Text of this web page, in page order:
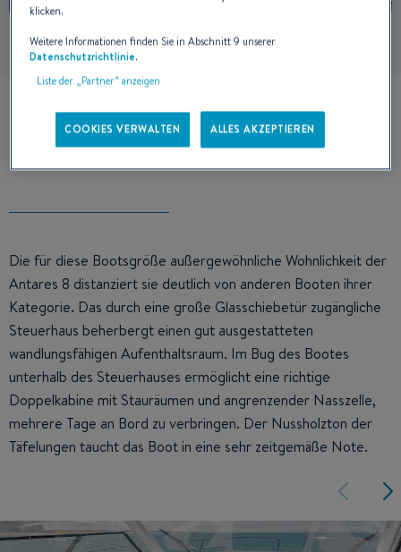
INNENBEREICH
Die für diese Bootsgröße außergewöhnliche Wohnlichkeit der
Antares 8 distanziert sie deutlich von anderen Booten ihrer
Kategorie. Das durch eine große Glasschiebetür zugängliche
Steuerhaus beherbergt einen gut ausgestatteten
wandlungsfähigen Aufenthaltsraum. Im Bug des Bootes
unterhalb des Steuerhauses ermöglicht eine richtige
Doppelkabine mit Stauräumen und angrenzender Nasszelle,
mehrere Tage an Bord zu verbringen. Der Nussholzton der
Täfelungen taucht das Boot in eine sehr zeitgemäße Note.
klicken.
Weitere Informationen finden Sie in Abschnitt 9 unserer
Datenschutzrichtlinie.
Liste der „Partner“ anzeigen
COOKIES VERWALTEN ALLES AKZEPTIEREN